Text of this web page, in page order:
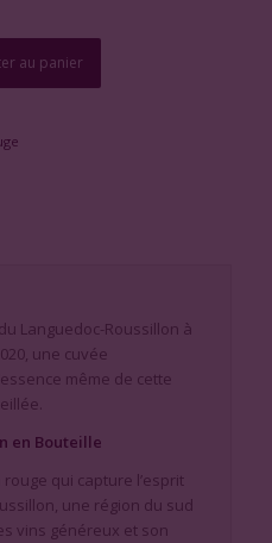
au panier
Languedoc-Roussillon à
une cuvée
même de cette
en Bouteille
qui capture l’esprit
une région du sud
vins généreux et son